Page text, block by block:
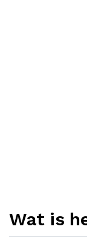
Wat is